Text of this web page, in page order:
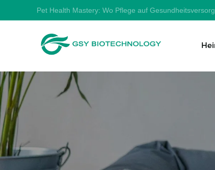
Pet Health Mastery: Wo Pflege auf